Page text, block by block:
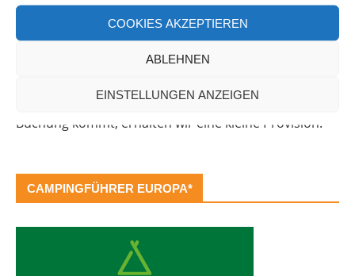
COOKIES AKZEPTIEREN
ABLEHNEN
EINSTELLUNGEN ANZEIGEN
in Deutschland und Europa.
Bei einer Anfrage über diesen Banner erhältst Du
Rabatt!*
unverbindlich und kostenlos. Falls es zu einer
Buchung kommt, erhalten wir eine kleine Provision.
CAMPINGFÜHRER EUROPA*